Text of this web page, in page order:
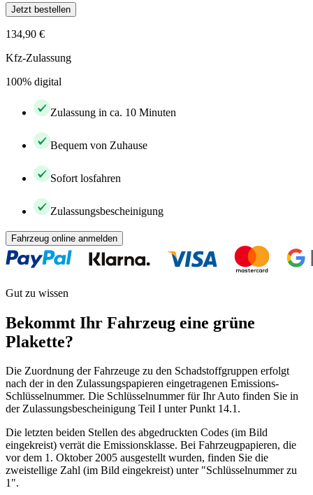
Jetzt bestellen
134,90 €
Kfz-Zulassung
100% digital
Zulassung in ca. 10 Minuten
Bequem von Zuhause
Sofort losfahren
Zulassungsbescheinigung
Fahrzeug online anmelden
Gut zu wissen
Bekommt Ihr Fahrzeug eine grüne
Plakette?
Die Zuordnung der Fahrzeuge zu den Schadstoffgruppen erfolgt
nach der in den Zulassungspapieren eingetragenen Emissions-
Schlüsselnummer. Die Schlüsselnummer für Ihr Auto finden Sie in
der Zulassungsbescheinigung Teil I unter Punkt 14.1.
Die letzten beiden Stellen des abgedruckten Codes (im Bild
eingekreist) verrät die Emissionsklasse. Bei Fahrzeugpapieren, die
vor dem 1. Oktober 2005 ausgestellt wurden, finden Sie die
zweistellige Zahl (im Bild eingekreist) unter "Schlüsselnummer zu
1".